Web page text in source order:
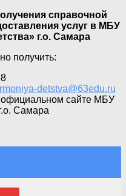
справочной
услуг в МБУ
г.о. Самара
получить:
detstva@63edu.ru
официальном сайте МБУ
Самара